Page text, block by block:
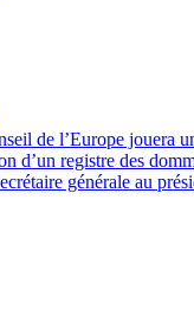
de l’Europe jouera
d’un registre des
générale au